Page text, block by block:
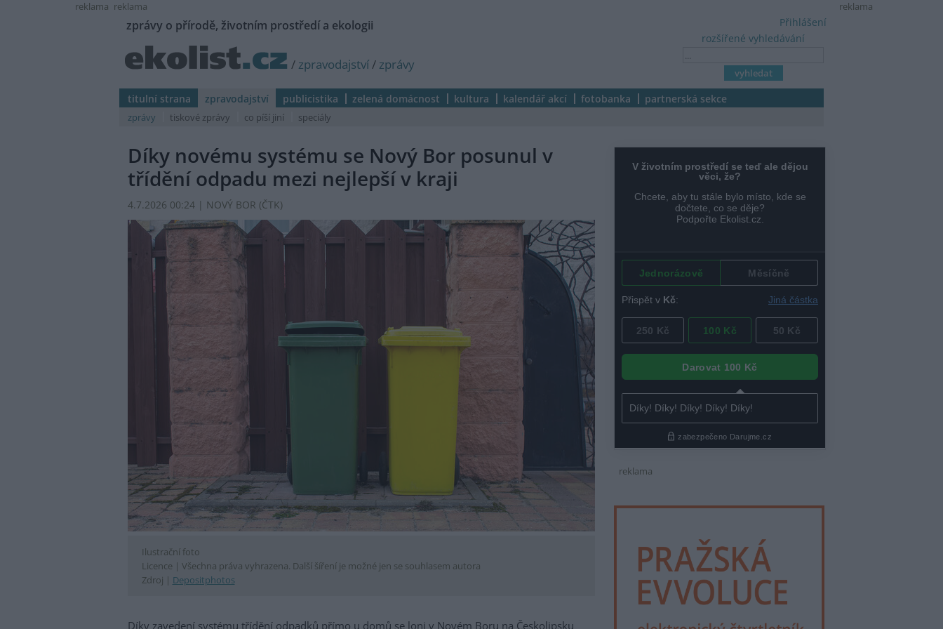
reklama
reklama reklama
zprávy o přírodě, životním prostředí a ekologii
/ zpravodajství/ zprávy
rozšířené vyhledávání
Přihlášení
titulní strana zpravodajství publicistika zelená domácnost kultura kalendář akcí fotobanka partnerská sekce
zprávy tiskové zprávy co píší jiní speciály
Díky novému systému se Nový Bor posunul v
třídění odpadu mezi nejlepší v kraji
4.7.2026 00:24 | NOVÝ BOR (ČTK)
Ilustrační foto
Licence | Všechna práva vyhrazena. Další šíření je možné jen se souhlasem autora
Zdroj | Depositphotos
Díky zavedení systému třídění odpadků přímo u domů se loni v Novém Boru na Českolipsku
reklama